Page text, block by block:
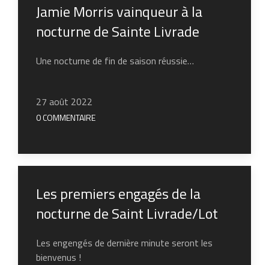
Jamie Morris vainqueur à la
nocturne de Sainte Livrade
Une nocturne de fin de saison réussie…
27 août 2022
0 COMMENTAIRE
Les premiers engagés de la
nocturne de Saint Livrade/Lot
Les engengés de dernière minute seront les
bienvenus !